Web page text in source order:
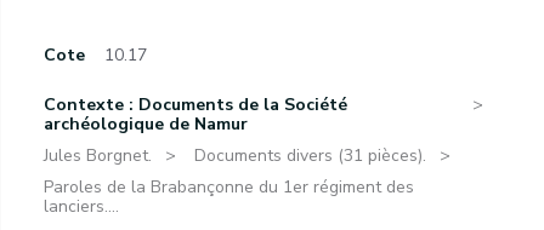
Cote 10.17
Contexte : Documents de la Société
archéologique de Namur
Jules Borgnet.
Documents divers (31 pièces).
Paroles de la Brabançonne du 1er régiment des
lanciers....